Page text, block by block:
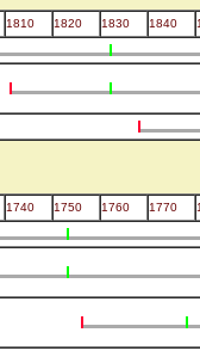
1810 1820 1830 1840
1740 1750 1760 1770